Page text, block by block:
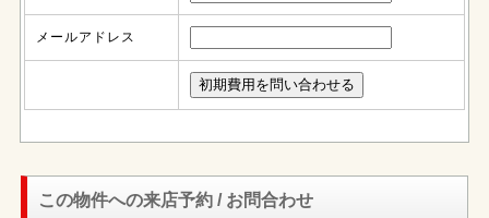
メールアドレス
この物件への来店予約 / お問合わせ